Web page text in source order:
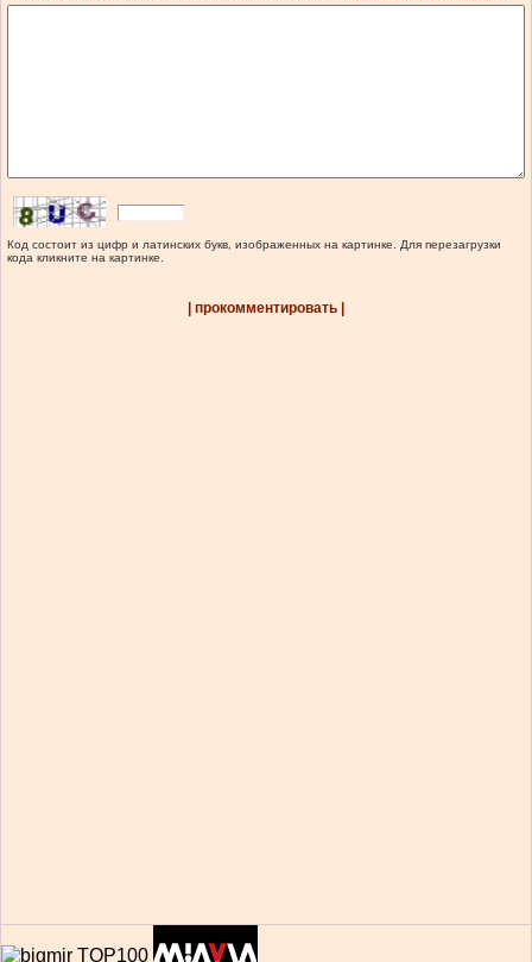
Код состоит из цифр и латинских букв, изображенных на картинке. Для перезагрузки
кода кликните на картинке.
| прокомментировать |